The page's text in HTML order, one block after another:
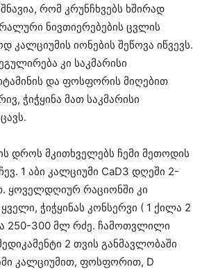
რომ კრუნჩხვებს ხშირად
ნივთიერებების ცვლის
კალციუმის იონების შეწოვა იწვევს.
კი საკმარისი
და ფოსფორის მიღებით
ჭიჭყინა მათ საკმარისი
დროს მკითხველებს ჩემი მეთოდის
1 აბი კალციუმი CaD3 დღეში 2-
ყოველდღიურ რაციონში კი
ჭიჭყინას კონსერვი ( 1 ქილა 2
250-300 მლ რძე. ჩამოთვლილი
2 თვის განმავლობაში
კალციუმით, ფოსფორით, D